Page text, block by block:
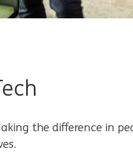
the difference in